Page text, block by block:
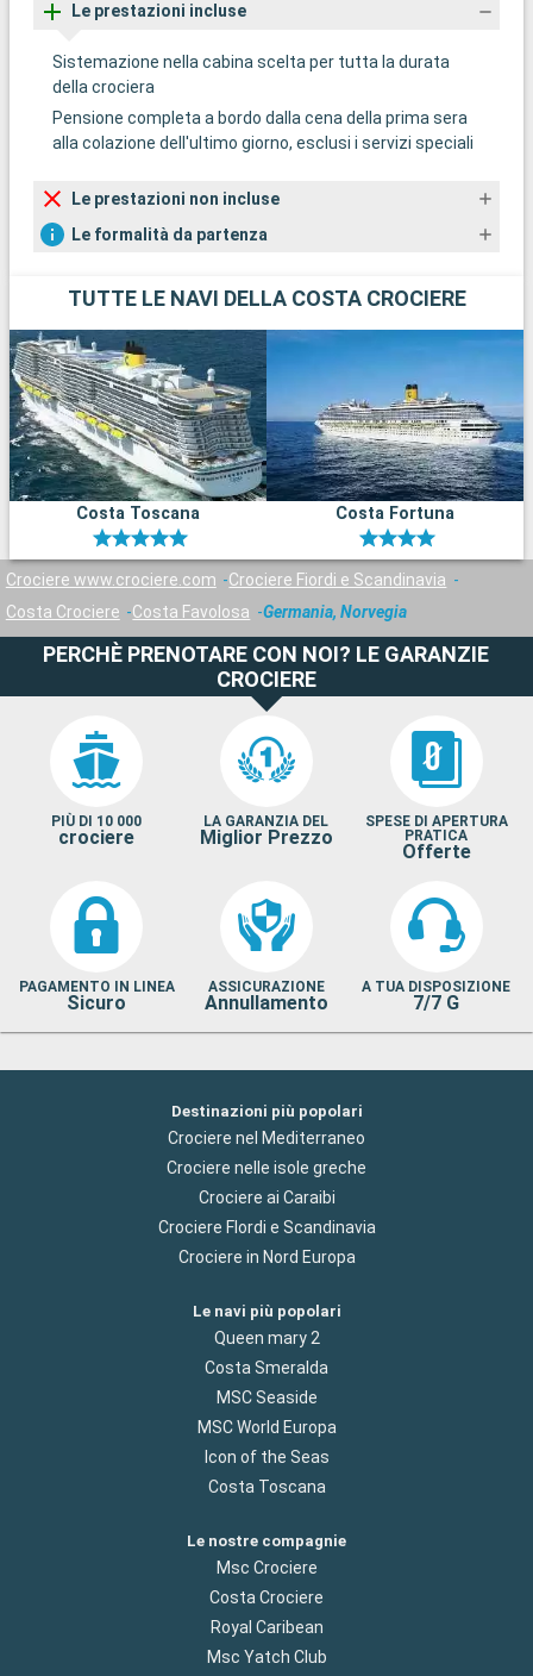
Le prestazioni incluse
Sistemazione nella cabina scelta per tutta la durata
della crociera
Pensione completa a bordo dalla cena della prima sera
alla colazione dell'ultimo giorno, esclusi i servizi speciali
Le prestazioni non incluse
Le formalità da partenza
TUTTE LE NAVI DELLA COSTA CROCIERE
Costa Toscana Costa Fortuna
Crociere www.crociere.com
Crociere Fiordi e Scandinavia
Costa Crociere
Costa Favolosa Germania, Norvegia
PERCHÈ PRENOTARE CON NOI? LE GARANZIE
CROCIERE
PIÙ DI 10 000
crociere
LA GARANZIA DEL
Miglior Prezzo
SPESE DI APERTURA
PRATICA
Offerte
PAGAMENTO IN LINEA
Sicuro
ASSICURAZIONE
Annullamento
A TUA DISPOSIZIONE
7/7 G
Destinazioni più popolari
Crociere nel Mediterraneo
Crociere nelle isole greche
Crociere ai Caraibi
Crociere Flordi e Scandinavia
Crociere in Nord Europa
Le navi più popolari
Queen mary 2
Costa Smeralda
MSC Seaside
MSC World Europa
Icon of the Seas
Costa Toscana
Le nostre compagnie
Msc Crociere
Costa Crociere
Royal Caribean
Msc Yatch Club